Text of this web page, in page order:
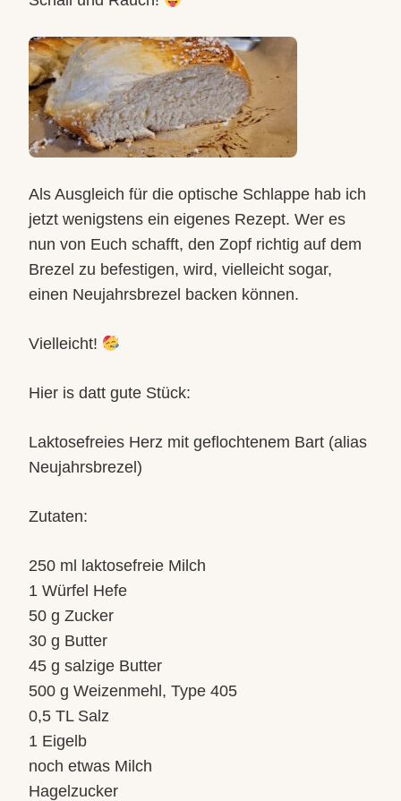
Als Ausgleich für die optische Schlappe hab ich
jetzt wenigstens ein eigenes Rezept. Wer es
nun von Euch schafft, den Zopf richtig auf dem
Brezel zu befestigen, wird, vielleicht sogar,
einen Neujahrsbrezel backen können.
Vielleicht!
Hier is datt gute Stück:
Laktosefreies Herz mit geflochtenem Bart (alias
Neujahrsbrezel)
Zutaten:
250 ml laktosefreie Milch
1 Würfel Hefe
50 g Zucker
30 g Butter
45 g salzige Butter
500 g Weizenmehl, Type 405
0,5 TL Salz
1 Eigelb
noch etwas Milch
Hagelzucker